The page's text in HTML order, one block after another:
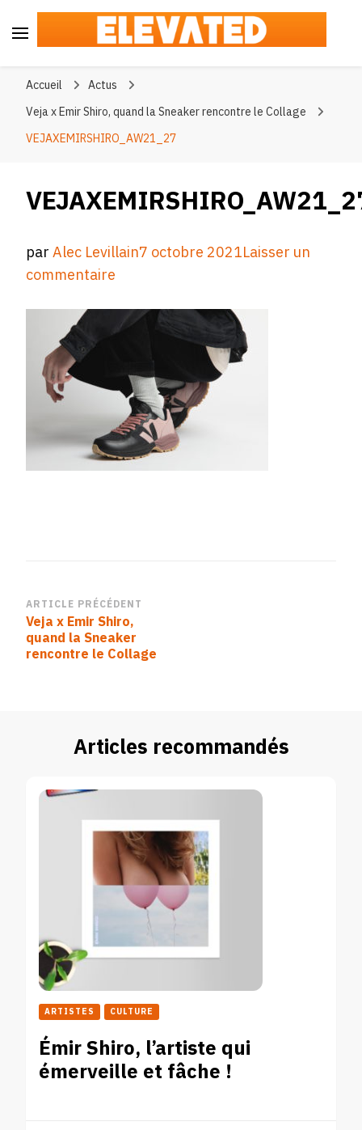
Accueil
Actus
Veja x Emir Shiro, quand la Sneaker rencontre le Collage
VEJAXEMIRSHIRO_AW21_27
parAlec Levillain7 octobre 2021Laisser un
commentaire
Navigation
d’article
ARTICLE PRÉCÉDENT
Veja x Emir Shiro,
quand la Sneaker
rencontre le Collage
Articles recommandés
ARTISTES CULTURE
Émir Shiro, l’artiste qui
émerveille et fâche !